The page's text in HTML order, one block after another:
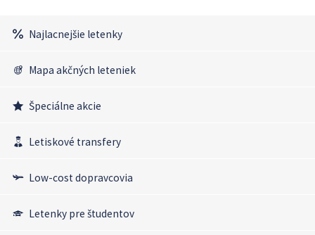
Najlacnejšie letenky
Mapa akčných leteniek
Špeciálne akcie
Letiskové transfery
Low-cost dopravcovia
Letenky pre študentov